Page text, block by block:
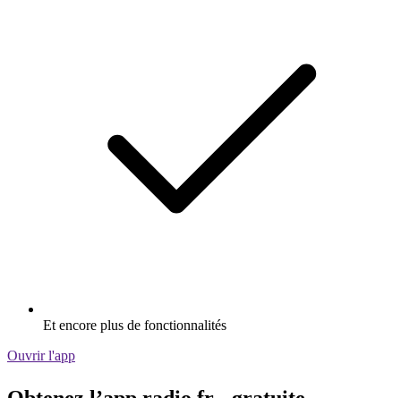
Et encore plus de fonctionnalités
Ouvrir l'app